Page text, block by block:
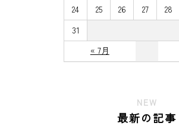
24
25 26 27 28
31
« 7月
NEW
最新の記事